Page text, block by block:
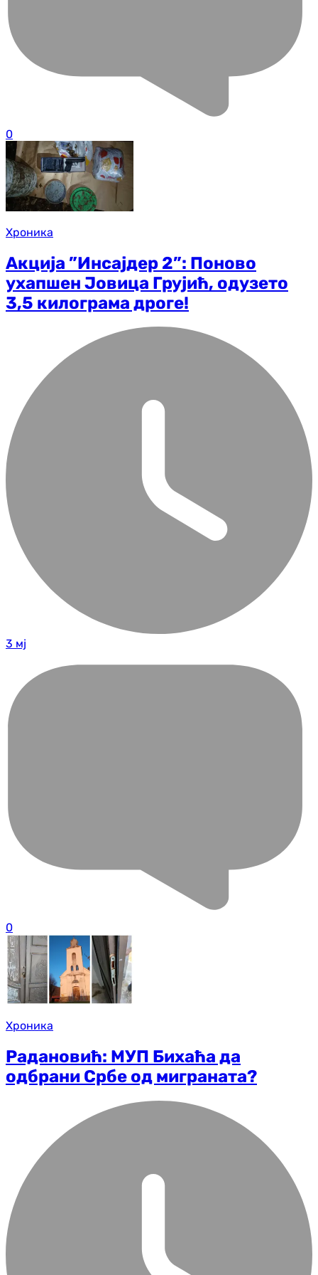
0
Хроника
Акција ”Инсајдер 2”: Поново
ухапшен Јовица Грујић, одузето
3,5 килограма дроге!
3 мј
0
Хроника
Радановић: МУП Бихаћа да
одбрани Србе од миграната?